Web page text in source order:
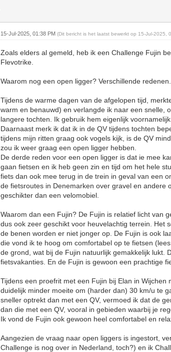
15-Jul-2025, 01:38 PM(Dit bericht is het laatst bewerkt op 15-Jul-2025,
Zoals elders al gemeld, heb ik een Challenge Fujin
Flevotrike.
Waarom nog een open ligger? Verschillende redenen.
Tijdens de warme dagen van de afgelopen tijd,
warm en benauwd) en verlangde ik naar een snelle,
langere tochten. Ik gebruik hem eigenlijk
Daarnaast merk ik dat ik in de QV tijdens tochten
tijdens mijn ritten graag ook vogels kijk, is de QV
zou ik weer graag een open ligger hebben.
De derde reden voor een open ligger is dat ie mee
gaan fietsen en ik heb geen zin en tijd om het hele
fiets dan ook mee terug in de trein in geval van een
de fietsroutes in Denemarken over gravel en
geschikter dan een velomobiel.
Waarom dan een Fujin? De Fujin is relatief licht van
dus ook zeer geschikt voor heuvelachtig terrein. Het
de benen worden er niet jonger op. De Fujin is ook
die vond ik te hoog om comfortabel op te fietsen
de grond, wat bij de Fujin natuurlijk gemakkelijk lukt.
fietsvakanties. En de Fujin is gewoon een prachtige
Tijdens een proefrit met een Fujin bij Elan in
duidelijk minder moeite om (harder dan) 30 km/u te
sneller optrekt dan met een QV, vermoed ik dat de
dan die met een QV, vooral in gebieden waarbij je
Ik vond de Fujin ook gewoon heel comfortabel en
Aangezien de vraag naar open liggers is ingestort,
Challenge is nog over in Nederland, toch?) en ik